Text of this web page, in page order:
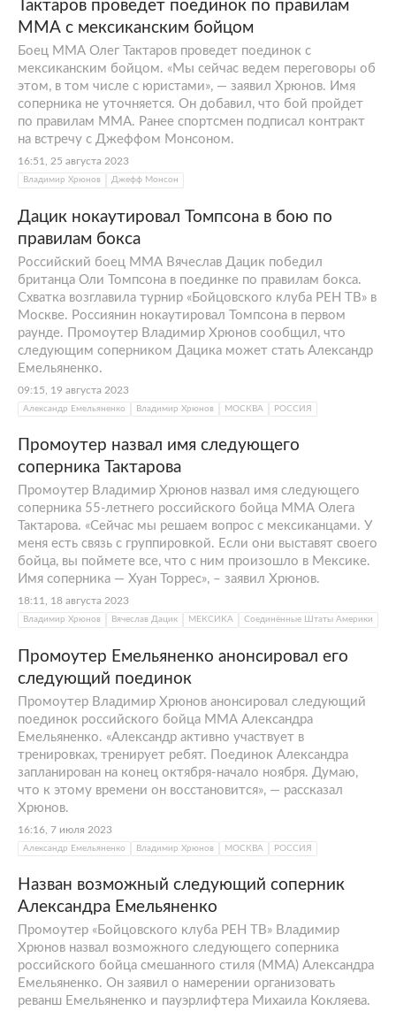
Тактаров проведет поединок по правилам
ММА с мексиканским бойцом
Боец ММА Олег Тактаров проведет поединок с
мексиканским бойцом. «Мы сейчас ведем переговоры об
этом, в том числе с юристами», — заявил Хрюнов. Имя
соперника не уточняется. Он добавил, что бой пройдет
по правилам ММА. Ранее спортсмен подписал контракт
на встречу с Джеффом Монсоном.
16:51, 25 августа 2023
Владимир Хрюнов Джефф Монсон
Дацик нокаутировал Томпсона в бою по
правилам бокса
Российский боец ММА Вячеслав Дацик победил
британца Оли Томпсона в поединке по правилам бокса.
Схватка возглавила турнир «Бойцовского клуба РЕН ТВ» в
Москве. Россиянин нокаутировал Томпсона в первом
раунде. Промоутер Владимир Хрюнов сообщил, что
следующим соперником Дацика может стать Александр
Емельяненко.
09:15, 19 августа 2023
Александр Емельяненко Владимир Хрюнов МОСКВА РОССИЯ
Промоутер назвал имя следующего
соперника Тактарова
Промоутер Владимир Хрюнов назвал имя следующего
соперника 55-летнего российского бойца ММА Олега
Тактарова. «Сейчас мы решаем вопрос с мексиканцами. У
меня есть связь с группировкой. Если они выставят своего
бойца, вы поймете все, что с ним произошло в Мексике.
Имя соперника — Хуан Торрес», – заявил Хрюнов.
18:11, 18 августа 2023
Владимир Хрюнов Вячеслав Дацик МЕКСИКА Соединённые Штаты Америки
Промоутер Емельяненко анонсировал его
следующий поединок
Промоутер Владимир Хрюнов анонсировал следующий
поединок российского бойца ММА Александра
Емельяненко. «Александр активно участвует в
тренировках, тренирует ребят. Поединок Александра
запланирован на конец октября-начало ноября. Думаю,
что к этому времени он восстановится», — рассказал
Хрюнов.
16:16, 7 июля 2023
Александр Емельяненко Владимир Хрюнов МОСКВА РОССИЯ
Назван возможный следующий соперник
Александра Емельяненко
Промоутер «Бойцовского клуба РЕН ТВ» Владимир
Хрюнов назвал возможного следующего соперника
российского бойца смешанного стиля (MMA) Александра
Емельяненко. Он заявил о намерении организовать
реванш Емельяненко и пауэрлифтера Михаила Кокляева.